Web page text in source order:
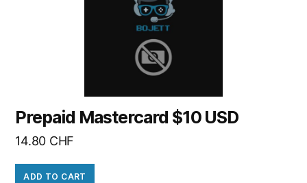
Prepaid Mastercard $10 USD
14.80 CHF
ADD TO CART